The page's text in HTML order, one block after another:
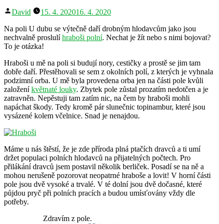
Autor
David 15. 4. 202016. 4. 2020
Na poli U dubu se výtečně daří drobným hlodavcům jako jsou
nechvalně proslulíhraboši polní. Nechat je žít nebo s nimi bojovat?
To je otázka!
Hraboši u mě na poli si budují nory, cestičky a prostě se jim tam
dobře daří. Přestěhovali se sem z okolních polí, z kterých je vyhnala
podzimní orba. U mě byla provedena orba jen na části pole kvůli
založeníkvětnaté louky. Zbytek pole zůstal prozatím nedotčen a je
zatravněn. Nepěstuji tam zatím nic, na čem by hraboši mohli
napáchat škody. Tedy kromě pár slunečnic topinambur, které jsou
vysázené kolem včelnice. Snad je nenajdou.
Máme u nás štěstí, že je zde příroda plná ptačích dravců a ti umí
držet populaci polních hlodavců na přijatelných počtech. Pro
přilákání dravců jsem postavil několik berliček. Posadí se na ně a
mohou nerušeně pozorovat neopatrné hraboše a lovit! V horní části
pole jsou dvě vysoké a trvalé. V té dolní jsou dvě dočasné, které
půjdou pryč při polních pracích a budou umísťovány vždy dle
potřeby.
Zdravím z pole.